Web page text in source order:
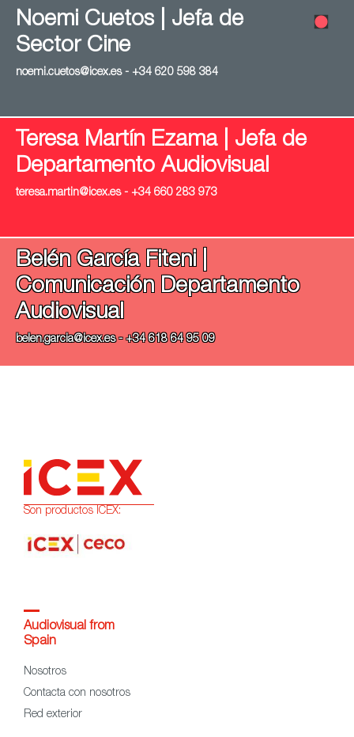
Noemi Cuetos | Jefa de
Sector Cine
noemi.cuetos@icex.es - +34 620 598 384
Teresa Martín Ezama | Jefa de
Departamento Audiovisual
teresa.martin@icex.es - +34 660 283 973
Belén García Fiteni |
Comunicación Departamento
Audiovisual
belen.garcia@icex.es - +34 618 64 95 09
Son productos ICEX:
Audiovisual from
Spain
Nosotros
Contacta con nosotros
Red exterior